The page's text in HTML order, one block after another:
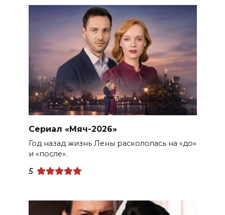
Сериал «Мяч-2026»
Год назад жизнь Лены раскололась на «до»
и «после».
5